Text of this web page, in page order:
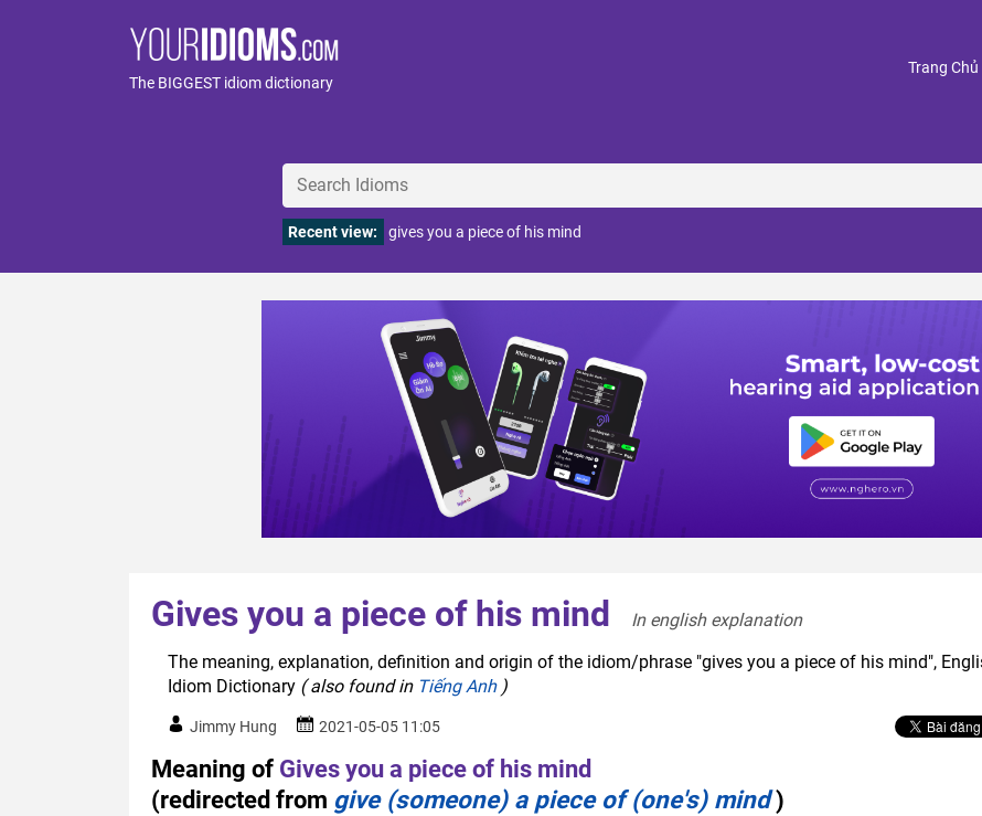
The BIGGEST idiom dictionary
Trang Chủ
Recent view: gives you a piece of his mind
Gives you a piece of his mind
In english explanation
The meaning, explanation, definition and origin of the idiom/phrase "gives you a piece of his mind",
Idiom Dictionary ( also found in Tiếng Anh)
Jimmy Hung 2021-05-05 11:05
Meaning of Gives you a piece of his mind
(redirected from give (someone) a piece of (one's) mind)